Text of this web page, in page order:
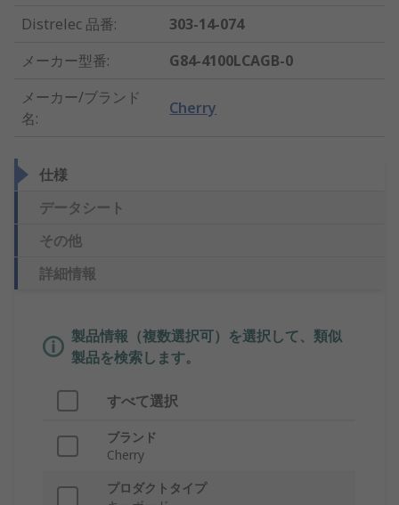
Distrelec 品番:
303-14-074
メーカー型番:
G84-4100LCAGB-0
メーカー/ブランド
名:
Cherry
仕様
データシート
その他
詳細情報
製品情報（複数選択可）を選択して、類似
製品を検索します。
すべて選択
ブランド
Cherry
プロダクトタイプ